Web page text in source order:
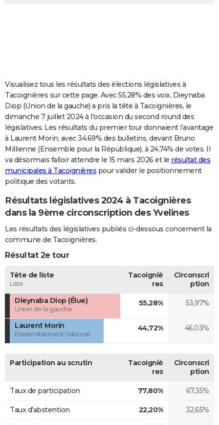
Carte de Noël
Carte Bonne année
Carte Saint-Valentin
Carte Pâques
Carte d'anniversaire
DICTIONNAIRE
Dictionnaire
Biographies
Citations
Expressions
Proverbes
PROGRAMME TV
COPAINS D'AVANT
S'inscrire
Se connecter
Lycées
Collèges
Primaires
Universités
Entreprises
Service militaire
Avis de recherche
AVIS DE DÉCÈS
FORUM
Visualisez tous les résultats des élections législatives à
Tacoignières sur cette page. Avec 55.28% des voix, Dieynaba
Diop (Union de la gauche) a pris la tête à Tacoignières, le
dimanche 7 juillet 2024 à l'occasion du second round des
législatives. Les résultats du premier tour donnaient l’avantage
à Laurent Morin, avec 34.69% des bulletins, devant Bruno
Millienne (Ensemble pour la République), à 24.74% de votes. Il
va désormais falloir attendre le 15 mars 2026 et le résultat des
municipales à Tacoignières pour valider le positionnement
politique des votants.
Résultats législatives 2024 à Tacoignières
dans la 9ème circonscription des Yvelines
Les résultats des législatives publiés ci-dessous concernent la
commune de Tacoignières.
Résultat 2e tour
Tête de liste
Liste
Tacoigniè
res
Circonscri
ption
Dieynaba Diop (Élue)
Union de la gauche
55,28% 53,97%
Laurent Morin
Rassemblement National
44,72% 46,03%
Participation au scrutin
Tacoigniè
res
Circonscri
ption
Taux de participation 77,80% 67,35%
Taux d'abstention 22,20% 32,65%